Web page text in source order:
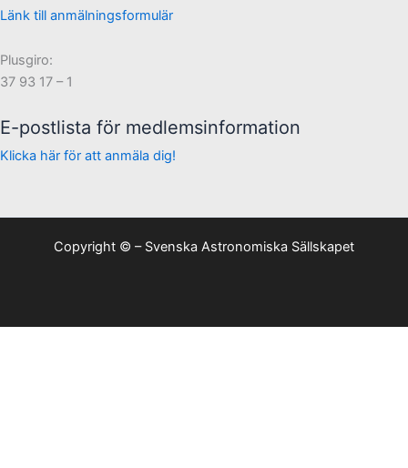
Länk till anmälningsformulär
Plusgiro:
37 93 17 – 1
E-postlista för medlemsinformation
Klicka här för att anmäla dig!
Copyright © – Svenska Astronomiska Sällskapet